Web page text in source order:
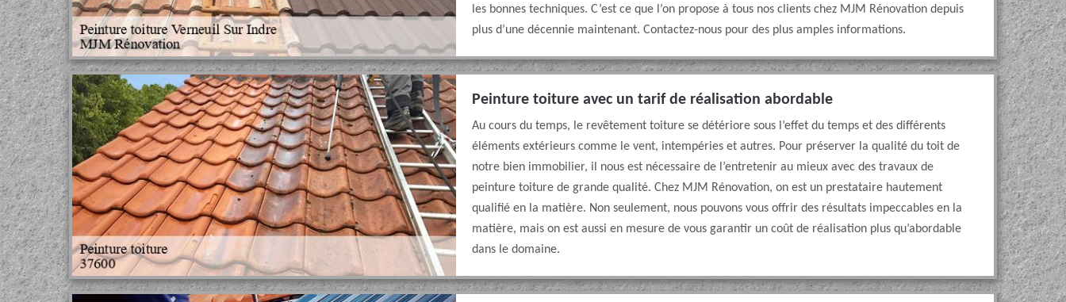
les bonnes techniques. C’est ce que l’on propose à tous nos clients chez MJM Rénovation depuis
plus d’une décennie maintenant. Contactez-nous pour des plus amples informations.
Peinture toiture avec un tarif de réalisation abordable
Au cours du temps, le revêtement toiture se détériore sous l’effet du temps et des différents
éléments extérieurs comme le vent, intempéries et autres. Pour préserver la qualité du toit de
notre bien immobilier, il nous est nécessaire de l’entretenir au mieux avec des travaux de
peinture toiture de grande qualité. Chez MJM Rénovation, on est un prestataire hautement
qualifié en la matière. Non seulement, nous pouvons vous offrir des résultats impeccables en la
matière, mais on est aussi en mesure de vous garantir un coût de réalisation plus qu’abordable
dans le domaine.